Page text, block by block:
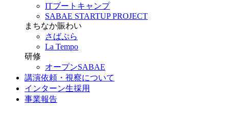
ITブートキャンプ
SABAE STARTUP PROJECT
まちなか賑わい
さばぷら
La Tempo
研修
オープンSABAE
講演依頼・視察について
インターン生採用
事業報告